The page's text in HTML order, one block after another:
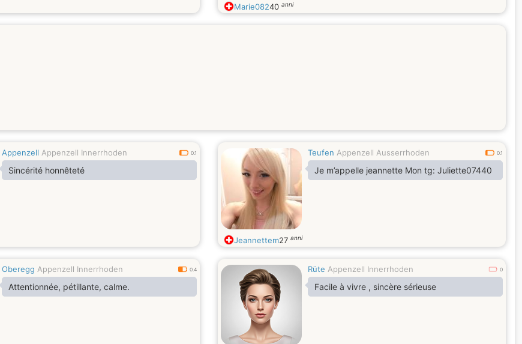
Marie08240 anni
Appenzell Appenzell Innerrhoden 0.1
Sincérité honnêteté
Teufen Appenzell Ausserrhoden 0.1
Je m’appelle jeannette Mon tg: Juliette07440
Jeannettem27 anni
Oberegg Appenzell Innerrhoden 0.4
Attentionnée, pétillante, calme.
Rüte Appenzell Innerrhoden 0
Facile à vivre , sincère sérieuse